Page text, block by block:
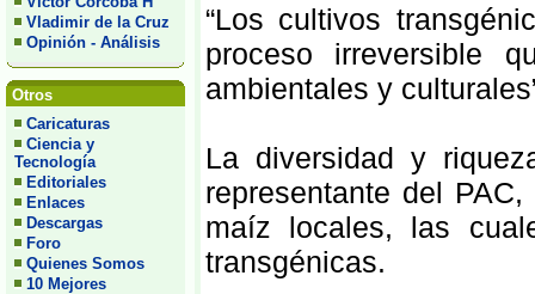
Vladimir de la Cruz
Opinión - Análisis
Otros
Caricaturas
Ciencia y
Tecnología
Editoriales
Enlaces
Descargas
Foro
Quienes Somos
10 Mejores
“Los cultivos
proceso irreversible
ambientales y
La diversidad y
representante del
maíz locales, las
transgénicas.